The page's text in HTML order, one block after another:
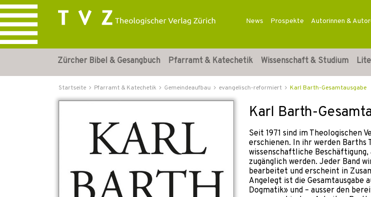
News Prospekte Autorinnen &
Zürcher Bibel & Gesangbuch Pfarramt & Katechetik Wissenschaft & Studium
Startseite Pfarramt & Katechetik Gemeindeaufbau evangelisch-reformiert Karl Barth-Gesamtausgabe
Karl Barth-
Seit 1971 sind im Theologischen
erschienen. In ihr werden
wissenschaftliche
zugänglich werden. Jeder Band
bearbeitet und erscheint in
Angelegt ist die Gesamtausgabe
Dogmatik» und – ausser den